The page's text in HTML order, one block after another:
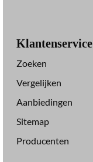
Klantenservice
Zoeken
Vergelijken
Aanbiedingen
Sitemap
Producenten